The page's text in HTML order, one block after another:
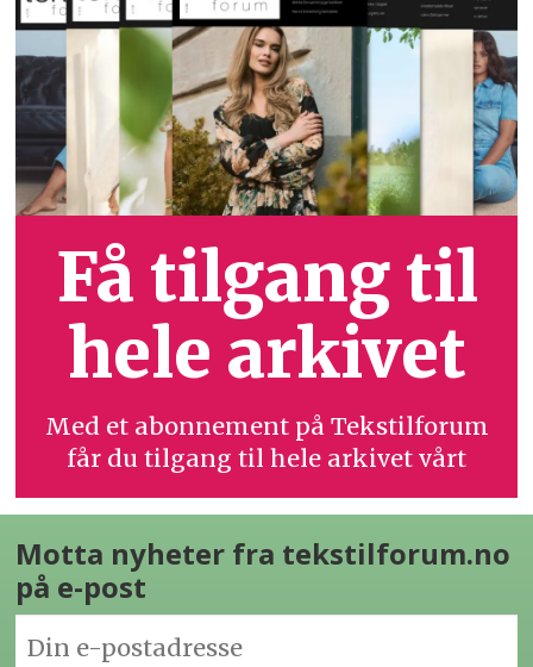
Få tilgang til
hele arkivet
Med et abonnement på Tekstilforum
får du tilgang til hele arkivet vårt
Motta nyheter fra tekstilforum.no
på e-post